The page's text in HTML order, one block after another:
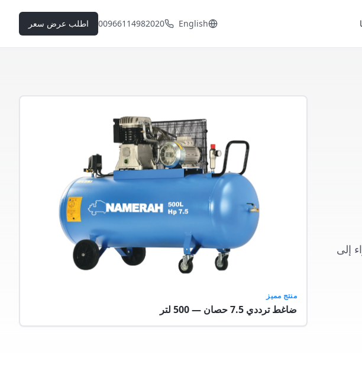
English
00966114982020 اطلب عرض سعر
إلى
منتج مميز
ضاغط ترددي 7.5 حصان — 500 لتر